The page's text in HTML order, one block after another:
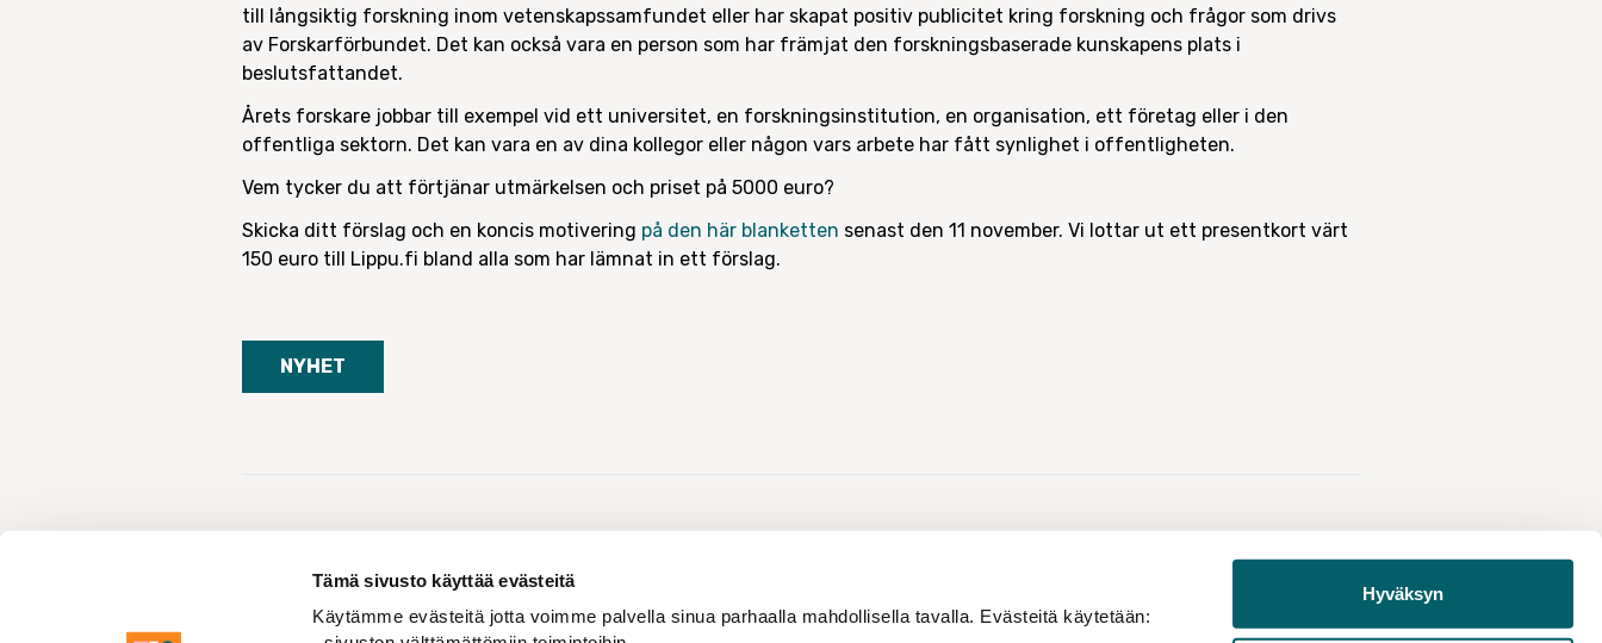
Tämä sivusto käyttää evästeitä
Käytämme evästeitä jotta voimme palvella sinua parhaalla mahdollisella tavalla. Evästeitä käytetään:
Hyväksyn
till långsiktig forskning inom vetenskapssamfundet eller har skapat positiv publicitet kring forskning och frågor som drivs
av Forskarförbundet. Det kan också vara en person som har främjat den forskningsbaserade kunskapens plats i
beslutsfattandet.
Årets forskare jobbar till exempel vid ett universitet, en forskningsinstitution, en organisation, ett företag eller i den
offentliga sektorn. Det kan vara en av dina kollegor eller någon vars arbete har fått synlighet i offentligheten.
Vem tycker du att förtjänar utmärkelsen och priset på 5000 euro?
Skicka ditt förslag och en koncis motivering på den här blanketten senast den 11 november. Vi lottar ut ett presentkort värt
150 euro till Lippu.fi bland alla som har lämnat in ett förslag.
NYHET
Aktuellt Nyhet Ge förslag på Årets forskare 2022